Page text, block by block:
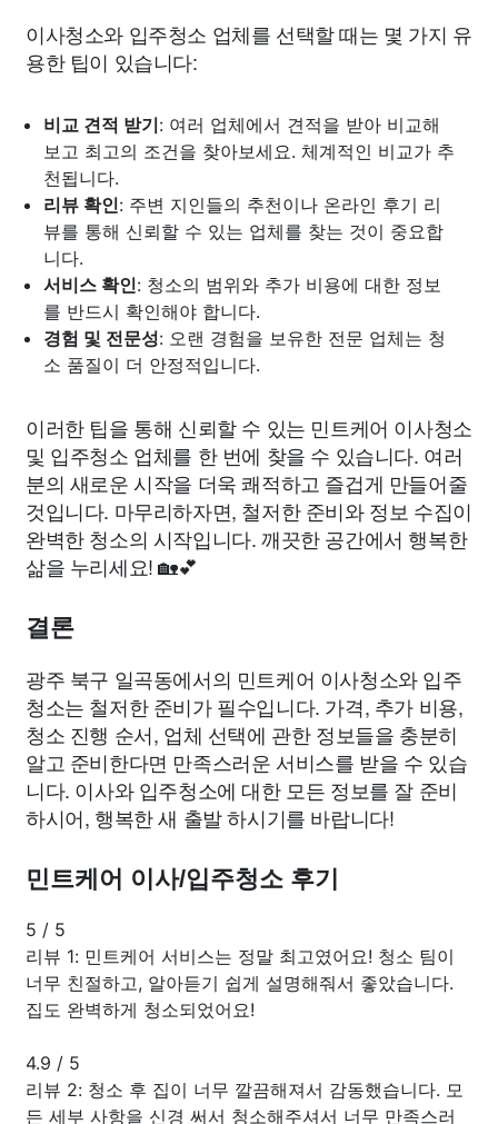
이사청소와 입주청소 업체를 선택할 때는 몇 가지 유
용한 팁이 있습니다:
비교 견적 받기: 여러 업체에서 견적을 받아 비교해
보고 최고의 조건을 찾아보세요. 체계적인 비교가 추
천됩니다.
리뷰 확인: 주변 지인들의 추천이나 온라인 후기 리
뷰를 통해 신뢰할 수 있는 업체를 찾는 것이 중요합
니다.
서비스 확인: 청소의 범위와 추가 비용에 대한 정보
를 반드시 확인해야 합니다.
경험 및 전문성: 오랜 경험을 보유한 전문 업체는 청
소 품질이 더 안정적입니다.
이러한 팁을 통해 신뢰할 수 있는 민트케어 이사청소
및 입주청소 업체를 한 번에 찾을 수 있습니다. 여러
분의 새로운 시작을 더욱 쾌적하고 즐겁게 만들어줄
것입니다. 마무리하자면, 철저한 준비와 정보 수집이
완벽한 청소의 시작입니다. 깨끗한 공간에서 행복한
삶을 누리세요! 🏡💕
결론
광주 북구 일곡동에서의 민트케어 이사청소와 입주
청소는 철저한 준비가 필수입니다. 가격, 추가 비용,
청소 진행 순서, 업체 선택에 관한 정보들을 충분히
알고 준비한다면 만족스러운 서비스를 받을 수 있습
니다. 이사와 입주청소에 대한 모든 정보를 잘 준비
하시어, 행복한 새 출발 하시기를 바랍니다!
민트케어 이사/입주청소 후기
5 / 5
리뷰 1: 민트케어 서비스는 정말 최고였어요! 청소 팀이
너무 친절하고, 알아듣기 쉽게 설명해줘서 좋았습니다.
집도 완벽하게 청소되었어요!
4.9 / 5
리뷰 2: 청소 후 집이 너무 깔끔해져서 감동했습니다. 모
든 세부 사항을 신경 써서 청소해주셔서 너무 만족스러